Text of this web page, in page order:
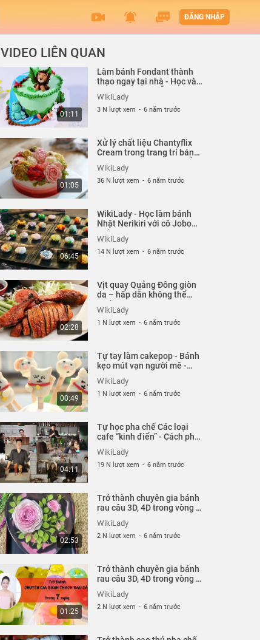
ĐĂNG NHẬP
VIDEO LIÊN QUAN
01:11
Làm bánh Fondant thành
thạo ngay tại nhà - Học và
Fondant cực xinh yêu
WikiLady
3 N lượt xem - 6 năm trước
01:05
Xử lý chất liệu Chantyflix
Cream trong trang trí bánh
WikiLady
36 N lượt xem - 6 năm trước
06:45
WikiLady - Học làm bánh
Nhật Nerikiri với cô Jobo
hình Hoa hướng dương
WikiLady
14 N lượt xem - 6 năm trước
02:28
Vịt quay Quảng Đông giòn
da – hấp dẫn không thể
WikiLady
1 N lượt xem - 6 năm trước
00:49
Tự tay làm cakepop - Bánh
kẹo mút vạn người mê -
cake pop
WikiLady
1 N lượt xem - 6 năm trước
04:11
Tự học pha chế Các loại
cafe “kinh điển” - Cách pha
Latte
WikiLady
19 N lượt xem - 6 năm trước
02:53
Trở thành chuyên gia bánh
rau câu 3D, 4D trong vòng 7
WikiLady
2 N lượt xem - 6 năm trước
01:25
Trở thành chuyên gia bánh
rau câu 3D, 4D trong vòng 7
WikiLady
2 N lượt xem - 6 năm trước